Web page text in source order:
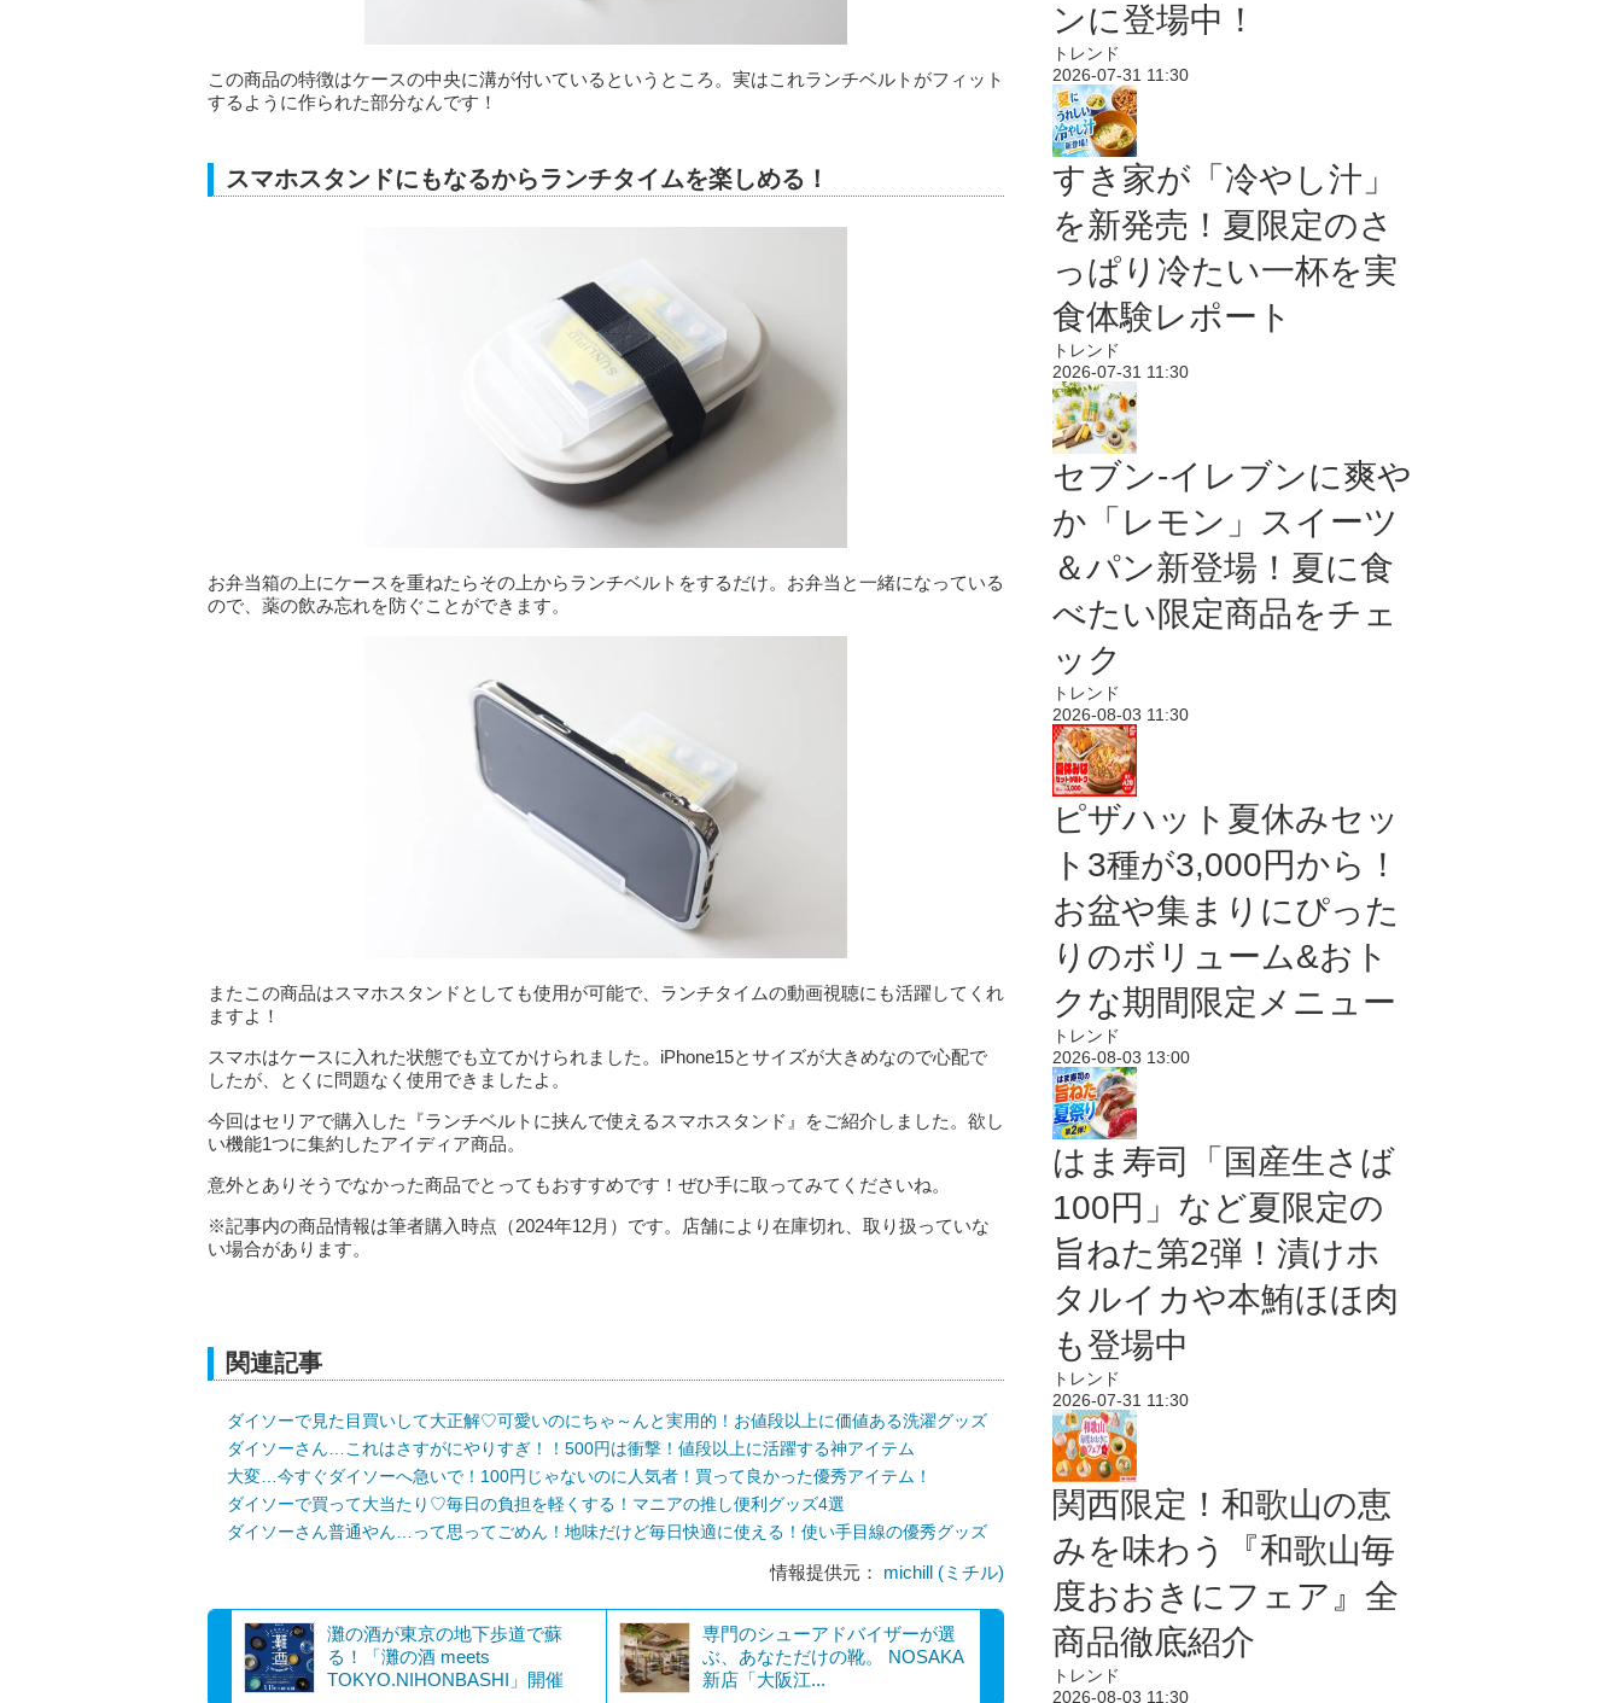
この商品の特徴はケースの中央に溝が付いているというところ。実はこれランチベルトがフィット
するように作られた部分なんです！
スマホスタンドにもなるからランチタイムを楽しめる！
お弁当箱の上にケースを重ねたらその上からランチベルトをするだけ。お弁当と一緒になっている
ので、薬の飲み忘れを防ぐことができます。
またこの商品はスマホスタンドとしても使用が可能で、ランチタイムの動画視聴にも活躍してくれ
ますよ！
スマホはケースに入れた状態でも立てかけられました。iPhone15とサイズが大きめなので心配で
したが、とくに問題なく使用できましたよ。
今回はセリアで購入した『ランチベルトに挟んで使えるスマホスタンド』をご紹介しました。欲し
い機能1つに集約したアイディア商品。
意外とありそうでなかった商品でとってもおすすめです！ぜひ手に取ってみてくださいね。
※記事内の商品情報は筆者購入時点（2024年12月）です。店舗により在庫切れ、取り扱っていな
い場合があります。
関連記事
ダイソーで見た目買いして大正解♡可愛いのにちゃ～んと実用的！お値段以上に価値ある洗濯グッズ
ダイソーさん…これはさすがにやりすぎ！！500円は衝撃！値段以上に活躍する神アイテム
大変…今すぐダイソーへ急いで！100円じゃないのに人気者！買って良かった優秀アイテム！
ダイソーで買って大当たり♡毎日の負担を軽くする！マニアの推し便利グッズ4選
ダイソーさん普通やん…って思ってごめん！地味だけど毎日快適に使える！使い手目線の優秀グッズ
情報提供元： michill (ミチル)
灘の酒が東京の地下歩道で蘇
る！「灘の酒 meets
TOKYO.NIHONBASHI」開催
専門のシューアドバイザーが選
ぶ、あなただけの靴。 NOSAKA
新店「大阪江...
ンに登場中！
トレンド
2026-07-31 11:30
すき家が「冷やし汁」
を新発売！夏限定のさ
っぱり冷たい一杯を実
食体験レポート
トレンド
2026-07-31 11:30
セブン‐イレブンに爽や
か「レモン」スイーツ
＆パン新登場！夏に食
べたい限定商品をチェ
ック
トレンド
2026-08-03 11:30
ピザハット夏休みセッ
ト3種が3,000円から！
お盆や集まりにぴった
りのボリューム&おト
クな期間限定メニュー
トレンド
2026-08-03 13:00
はま寿司「国産生さば
100円」など夏限定の
旨ねた第2弾！漬けホ
タルイカや本鮪ほほ肉
も登場中
トレンド
2026-07-31 11:30
関西限定！和歌山の恵
みを味わう『和歌山毎
度おおきにフェア』全
商品徹底紹介
トレンド
2026-08-03 11:30